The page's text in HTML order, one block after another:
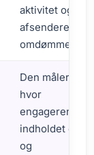
aktivitet og
afsenderens
omdømme.
Den måler,
hvor
engagerende
indholdet er
og